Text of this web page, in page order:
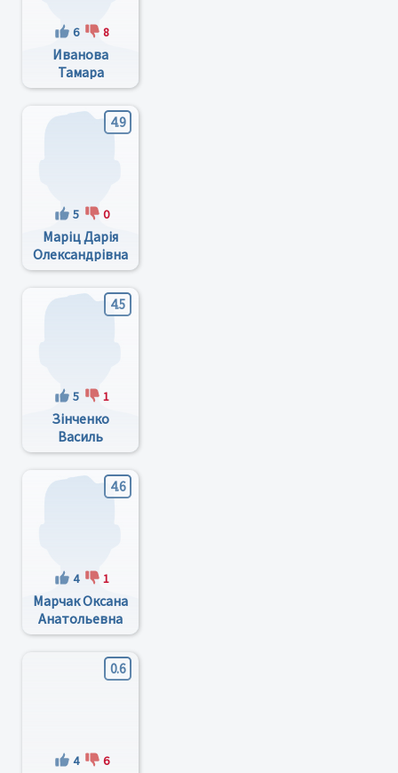
6 8
Иванова
Тамара
Викторовна
4.9
5 0
Маріц Дарія
Олександрівна
4.5
5 1
Зінченко
Василь
Миколайович
4.6
4 1
Марчак Оксана
Анатольевна
0.6
4 6